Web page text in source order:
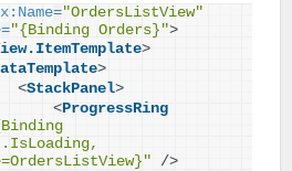
x:Name="OrdersListView"
="{Binding Orders}">
>
>
<StackPanel>
<ProgressRing
/>